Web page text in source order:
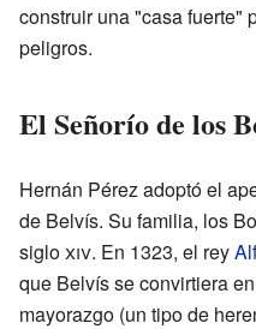
construir una "casa fuerte"
peligros.
El Señorío de los
Hernán Pérez adoptó el
de Belvís. Su familia, los
sigloxiv. En 1323, el rey
que Belvís se convirtiera
mayorazgo (un tipo de